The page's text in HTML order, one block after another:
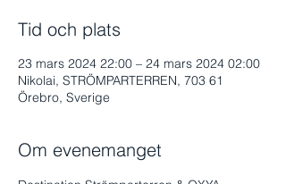
Tid och plats
23 mars 2024 22:00 – 24 mars 2024 02:00
Nikolai, STRÖMPARTERREN, 703 61
Örebro, Sverige
Om evenemanget